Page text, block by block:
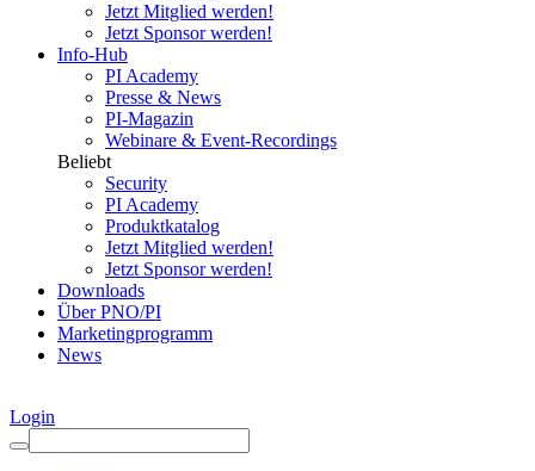
Jetzt Mitglied werden!
Jetzt Sponsor werden!
Info-Hub
PI Academy
Presse & News
PI-Magazin
Webinare & Event-Recordings
Beliebt
Security
PI Academy
Produktkatalog
Jetzt Mitglied werden!
Jetzt Sponsor werden!
Downloads
Über PNO/PI
Marketingprogramm
News
Login